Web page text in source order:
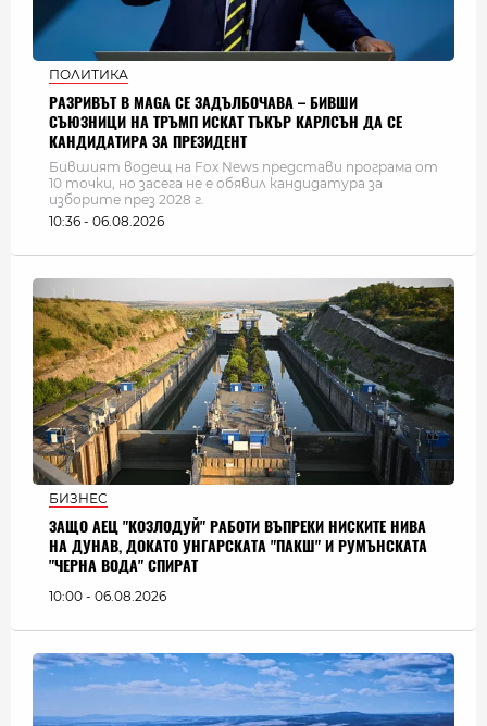
ПОЛИТИКА
РАЗРИВЪТ В MAGA СЕ ЗАДЪЛБОЧАВА – БИВШИ
СЪЮЗНИЦИ НА ТРЪМП ИСКАТ ТЪКЪР КАРЛСЪН ДА СЕ
КАНДИДАТИРА ЗА ПРЕЗИДЕНТ
Бившият водещ на Fox News представи програма от
10 точки, но засега не е обявил кандидатура за
изборите през 2028 г.
10:36 - 06.08.2026
БИЗНЕС
ЗАЩО АЕЦ "КОЗЛОДУЙ" РАБОТИ ВЪПРЕКИ НИСКИТЕ НИВА
НА ДУНАВ, ДОКАТО УНГАРСКАТА "ПАКШ" И РУМЪНСКАТА
"ЧЕРНА ВОДА" СПИРАТ
10:00 - 06.08.2026